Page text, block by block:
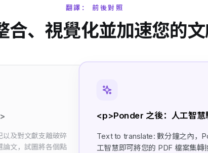
翻譯： 前後對照
合、視覺化並加速您的
以及對文獻支離破碎
論文，試圖將各個點
<p>Ponder 之後：人工智
Text to translate: 數分鐘之內，
工智慧即可將您的 PDF 檔案集